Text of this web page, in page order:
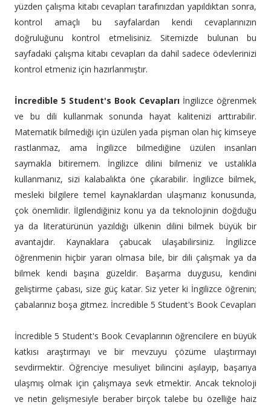
yüzden çalışma kitabı cevapları tarafınızdan yapıldıktan sonra,
kontrol amaçlı bu sayfalardan kendi cevaplarınızın
doğruluğunu kontrol etmelisiniz. Sitemizde bulunan bu
sayfadaki çalışma kitabı cevapları da dahil sadece ödevlerinizi
kontrol etmeniz için hazırlanmıştır.
İncredible 5 Student's Book Cevapları İngilizce öğrenmek
ve bu dili kullanmak sonunda hayat kalitenizi arttırabilir.
Matematik bilmediği için üzülen yada pişman olan hiç kimseye
rastlanmaz, ama İngilizce bilmediğine üzülen insanları
saymakla bitiremem. İngilizce dilini bilmeniz ve ustalıkla
kullanmanız, sizi kalabalıkta öne çıkarabilir. İngilizce bilmek,
mesleki bilgilere temel kaynaklardan ulaşmanız konusunda,
çok önemlidir. İlgilendiğiniz konu ya da teknolojinin doğduğu
ya da literatürünün yazıldığı ülkenin dilini bilmek büyük bir
avantajdır. Kaynaklara çabucak ulaşabilirsiniz. İngilizce
öğrenmenin hiçbir yararı olmasa bile, bir dili çalışmak ya da
bilmek kendi başına güzeldir. Başarma duygusu, kendini
geliştirme çabası, size güç katar. Siz yeter ki İngilizce öğrenin;
çabalarınız boşa gitmez. İncredible 5 Student's Book Cevapları
İncredible 5 Student's Book Cevaplarının öğrencilere en büyük
katkısı araştırmayı ve bir mevzuyu çözüme ulaştırmayı
sevdirmektir. Öğrenciye mesuliyet bilincini aşılayıp, başarıya
ulaşmış olmak için çalışmaya sevk etmektir. Ancak teknoloji
ve netin gelişmesiyle beraber birçok talebe bu özelliğe haiz